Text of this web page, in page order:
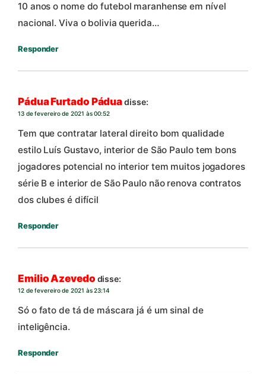
10 anos o nome do futebol maranhense em nível
nacional. Viva o bolivia querida…
Responder
Pádua Furtado Páduadisse:
13 de fevereiro de 2021 às 00:52
Tem que contratar lateral direito bom qualidade
estilo Luís Gustavo, interior de São Paulo tem bons
jogadores potencial no interior tem muitos jogadores
série B e interior de São Paulo não renova contratos
dos clubes é difícil
Responder
Emilio Azevedo disse:
12 de fevereiro de 2021 às 23:14
Só o fato de tá de máscara já é um sinal de
inteligência.
Responder